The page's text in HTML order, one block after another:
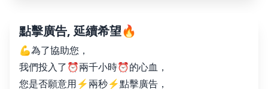
點擊廣告, 延續希望🔥
💪為了協助您，
我們投入了⏰兩千小時⏰的心血，
您是否願意用⚡️兩秒⚡️點擊廣告，